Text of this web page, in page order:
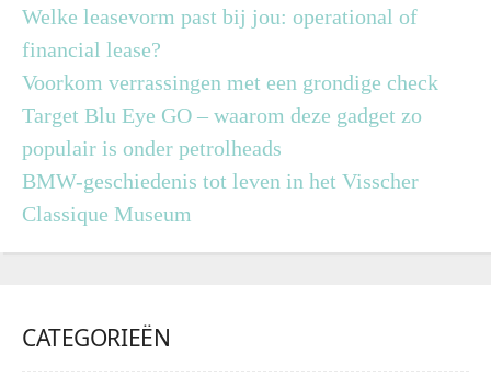
Welke leasevorm past bij jou: operational of
financial lease?
Voorkom verrassingen met een grondige check
Target Blu Eye GO – waarom deze gadget zo
populair is onder petrolheads
BMW-geschiedenis tot leven in het Visscher
Classique Museum
CATEGORIEËN